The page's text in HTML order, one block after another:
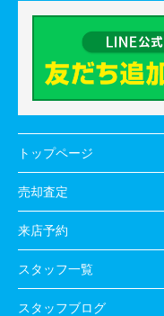
トップページ
売却査定
来店予約
スタッフ一覧
スタッフブログ